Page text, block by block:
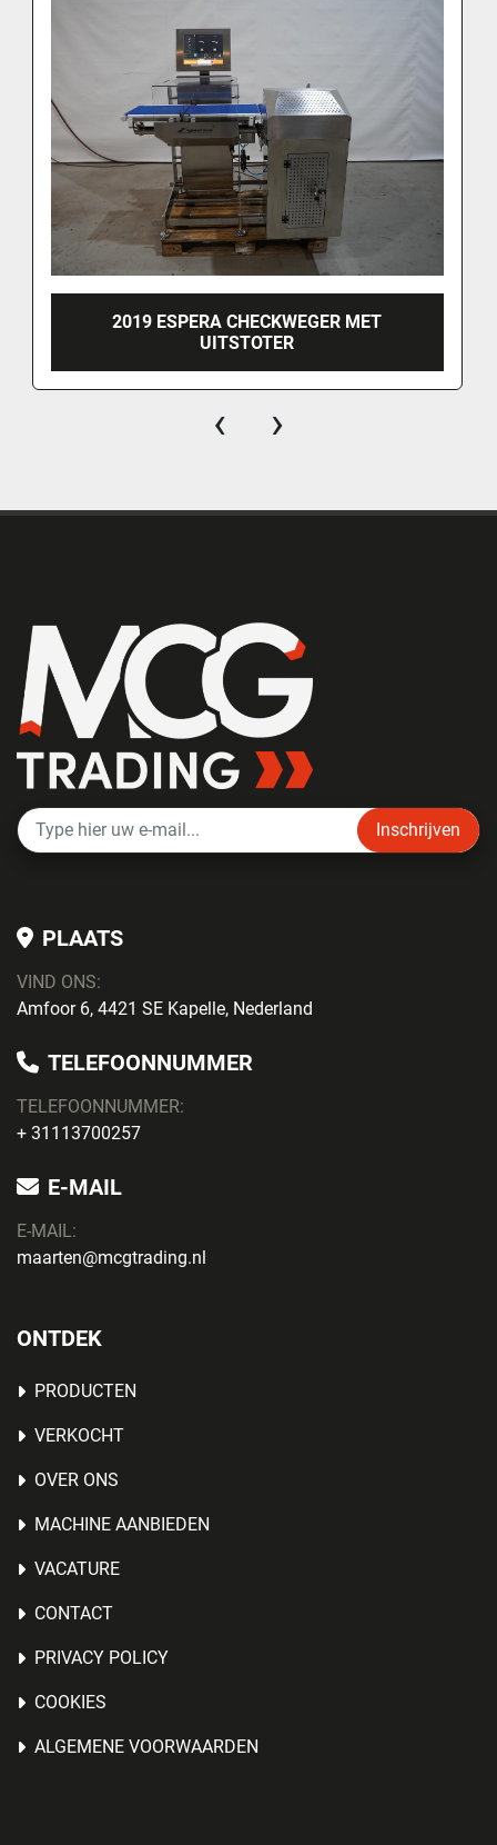
2019 ESPERA CHECKWEGER MET
UITSTOTER
‹ ›
Inschrijven
PLAATS
VIND ONS:
Amfoor 6, 4421 SE Kapelle, Nederland
TELEFOONNUMMER
TELEFOONNUMMER:
+ 31113700257
E-MAIL
E-MAIL:
maarten@mcgtrading.nl
ONTDEK
PRODUCTEN
VERKOCHT
OVER ONS
MACHINE AANBIEDEN
VACATURE
CONTACT
PRIVACY POLICY
COOKIES
ALGEMENE VOORWAARDEN